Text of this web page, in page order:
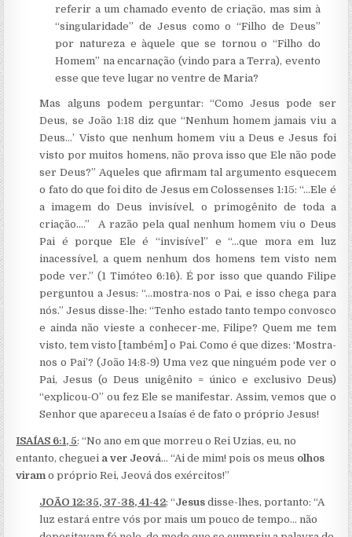
referir a um chamado evento de criação, mas sim à
“singularidade” de Jesus como o “Filho de Deus”
por natureza e àquele que se tornou o “Filho do
Homem” na encarnação (vindo para a Terra), evento
esse que teve lugar no ventre de Maria?
Mas alguns podem perguntar: “Como Jesus pode ser
Deus, se João 1:18 diz que “Nenhum homem jamais viu a
Deus…’ Visto que nenhum homem viu a Deus e Jesus foi
visto por muitos homens, não prova isso que Ele não pode
ser Deus?” Aqueles que afirmam tal argumento esquecem
o fato do que foi dito de Jesus em Colossenses 1:15: “…Ele é
a imagem do Deus invisível, o primogênito de toda a
criação….” A razão pela qual nenhum homem viu o Deus
Pai é porque Ele é “invisível” e “…que mora em luz
inacessível, a quem nenhum dos homens tem visto nem
pode ver.” (1 Timóteo 6:16). É por isso que quando Filipe
perguntou a Jesus: “…mostra-nos o Pai, e isso chega para
nós.” Jesus disse-lhe: “Tenho estado tanto tempo convosco
e ainda não vieste a conhecer-me, Filipe? Quem me tem
visto, tem visto [também] o Pai. Como é que dizes: ‘Mostra-
nos o Pai’? (João 14:8-9) Uma vez que ninguém pode ver o
Pai, Jesus (o Deus unigênito = único e exclusivo Deus)
“explicou-O” ou fez Ele se manifestar. Assim, vemos que o
Senhor que apareceu a Isaías é de fato o próprio Jesus!
ISAÍAS 6:1, 5: “No ano em que morreu o Rei Uzias, eu, no
entanto, cheguei a ver Jeová… “Ai de mim! pois os meus olhos
viramo próprio Rei, Jeová dos exércitos!”
JOÃO 12:35, 37-38, 41-42: “Jesus disse-lhes, portanto: “A
luz estará entre vós por mais um pouco de tempo… não